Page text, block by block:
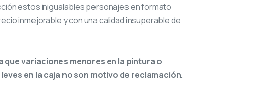
estos inigualables personajes en formato
inmejorable y con una calidad insuperable de
que variaciones menores en la pintura o
en la caja no son motivo de reclamación.